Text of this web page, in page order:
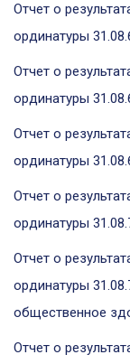
Отчет о
ординатуры
Отчет о
ординатуры
Отчет о
ординатуры
Отчет о
ординатуры
Отчет о
ординатуры
общественное
Отчет о